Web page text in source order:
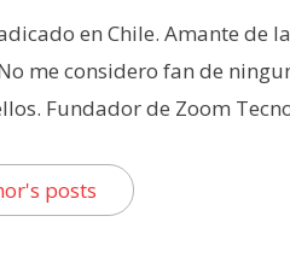
en Chile. Amante de
me considero fan de
Fundador de Zoom
posts